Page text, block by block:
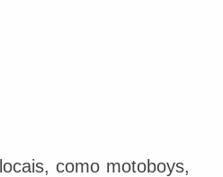
como motoboys,